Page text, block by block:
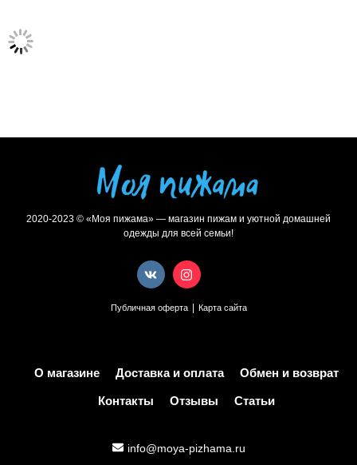
2020-2023 © «Моя пижама» — магазин пижам и уютной домашней
одежды для всей семьи!
Публичная оферта | Карта сайта
О магазине Доставка и оплата Обмен и возврат
Контакты Отзывы Статьи
info@moya-pizhama.ru